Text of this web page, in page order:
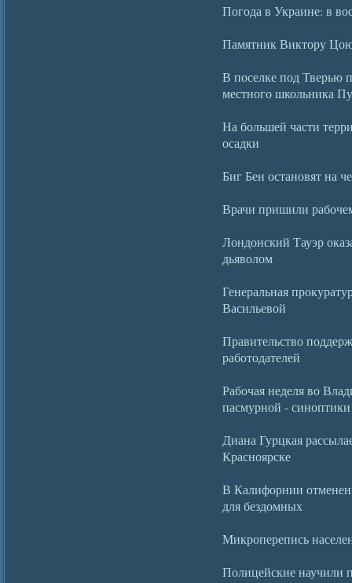
Погода в Украине: в
Памятник Виктору
В поселке под Тверью
местного школьника
На большей части
осадки
Биг Бен остановят на
Врачи пришили
Лондонский Тауэр
дьяволом
Генеральная
Васильевой
Правительство
работодателей
Рабочая неделя во
пасмурной - синоптики
Диана Гурцкая
Красноярске
В Калифорнии
для бездомных
Микроперепись
Полицейские научили